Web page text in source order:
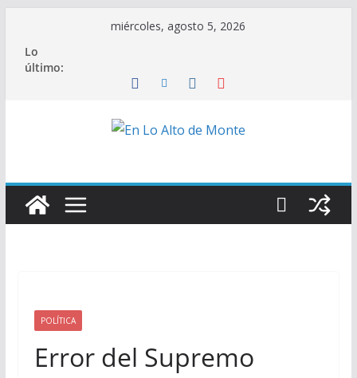
contenido
miércoles, agosto 5, 2026
Lo
último:
POLÍTICA
Error del Supremo